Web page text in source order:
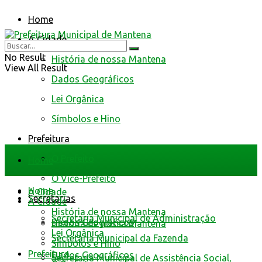
Home
A Cidade
História de nossa Mantena
Dados Geográficos
Lei Orgânica
Símbolos e Hino
Prefeitura
O Vice-Prefeito
Secretarias
Secretaria Municipal de Administração
Secretaria Municipal da Fazenda
Secretaria Municipal de Assistência Social,
No Result
View All Result
Home
A Cidade
História de nossa Mantena
Dados Geográficos
Home
A Cidade
História de nossa Mantena
Dados Geográficos
Lei Orgânica
Símbolos e Hino
Prefeitura